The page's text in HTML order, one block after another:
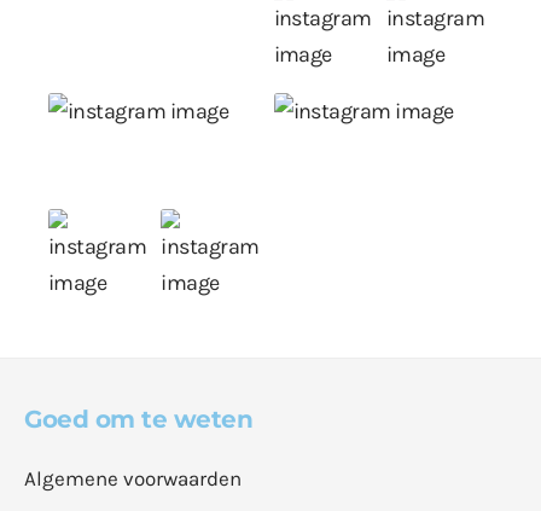
Goed om te weten
Algemene voorwaarden